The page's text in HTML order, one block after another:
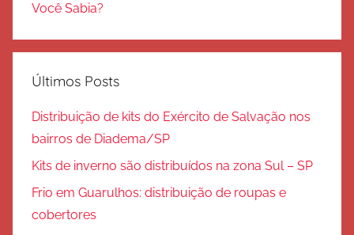
Você Sabia?
Últimos Posts
Distribuição de kits do Exército de Salvação nos
bairros de Diadema/SP
Kits de inverno são distribuídos na zona Sul – SP
Frio em Guarulhos: distribuição de roupas e
cobertores